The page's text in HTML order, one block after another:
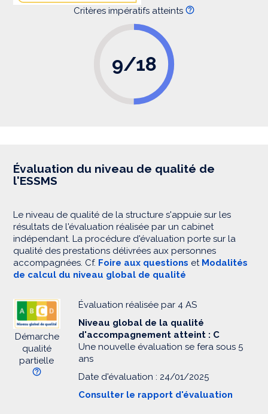
Critères impératifs atteints
9/18
Évaluation du niveau de qualité de
l'ESSMS
Le niveau de qualité de la structure s'appuie sur les
résultats de l'évaluation réalisée par un cabinet
indépendant. La procédure d'évaluation porte sur la
qualité des prestations délivrées aux personnes
accompagnées. Cf. Foire aux questions et Modalités
de calcul du niveau global de qualité
Démarche
qualité
partielle
Évaluation réalisée par 4 AS
Niveau global de la qualité
d'accompagnement atteint : C
Une nouvelle évaluation se fera sous 5
ans
Date d'évaluation : 24/01/2025
Consulter le rapport d'évaluation